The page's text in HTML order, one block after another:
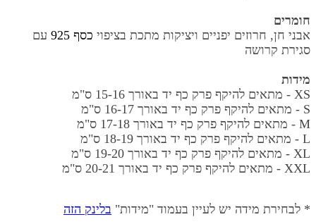
חומרים
אבני חן, חרוזים יפניים ויציקות מתכת בציפוי כסף 925
עם
סגירת קרושה
מידות
XS - מתאים להיקף פרק כף יד באורך
15-16 ס"מ
S - מתאים להיקף פרק כף יד באורך
16-17 ס"מ
M - מתאים להיקף פרק כף יד באורך
17-18 ס"מ
L - מתאים להיקף פרק כף יד באורך
18-19 ס"מ
XL - מתאים להיקף פרק כף יד באורך
19-20 ס"מ
XXL - מתאים להיקף פרק כף יד באורך
20-21 ס"מ
* לבחירת מידה יש לעיין בעמוד "מידות" בלינק הזה